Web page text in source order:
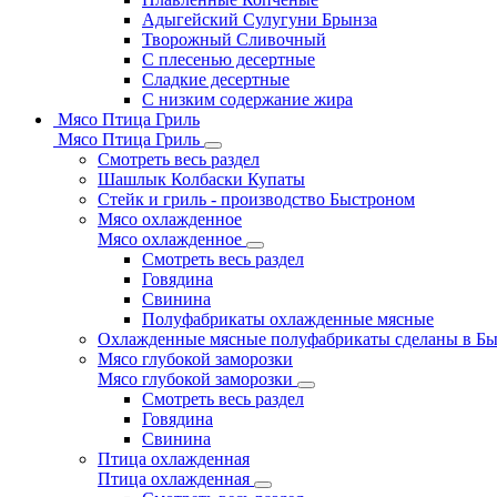
Адыгейский Сулугуни Брынза
Творожный Сливочный
С плесенью десертные
Сладкие десертные
С низким содержание жира
Мясо Птица Гриль
Мясо Птица Гриль
Смотреть весь раздел
Шашлык Колбаски Купаты
Стейк и гриль - производство Быстроном
Мясо охлажденное
Мясо охлажденное
Смотреть весь раздел
Говядина
Свинина
Полуфабрикаты охлажденные мясные
Охлажденные мясные полуфабрикаты сделаны в
Мясо глубокой заморозки
Мясо глубокой заморозки
Смотреть весь раздел
Говядина
Свинина
Птица охлажденная
Птица охлажденная